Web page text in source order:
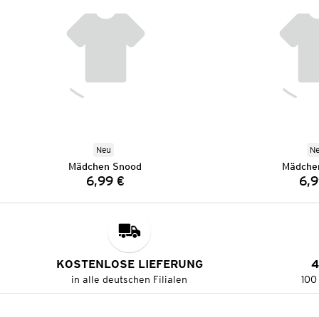
Neu
Mädchen Snood
Preis:
6,99 €
KOSTENLOSE LIEFERUNG
in alle deutschen Filialen